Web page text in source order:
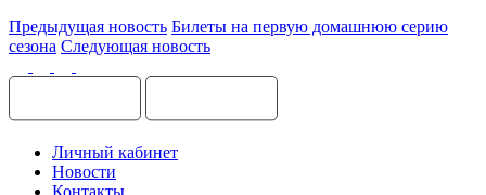
Предыдущая новость Билеты на первую домашнюю серию
сезона Следующая новость
Личный кабинет
Новости
Контакты